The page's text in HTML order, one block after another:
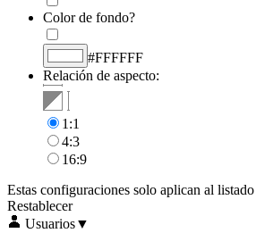
Color de fondo?
#FFFFFF
Relación de aspecto:
1:1
4:3
16:9
Estas configuraciones solo aplican al
Restablecer
Usuarios▼